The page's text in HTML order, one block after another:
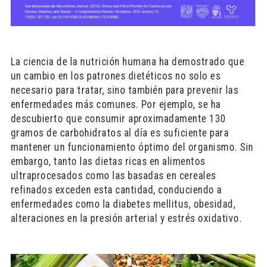
La ciencia de la nutrición humana ha demostrado que
un cambio en los patrones dietéticos no solo es
necesario para tratar, sino también para prevenir las
enfermedades más comunes. Por ejemplo, se ha
descubierto que consumir aproximadamente 130
gramos de carbohidratos al día es suficiente para
mantener un funcionamiento óptimo del organismo. Sin
embargo, tanto las dietas ricas en alimentos
ultraprocesados como las basadas en cereales
refinados exceden esta cantidad, conduciendo a
enfermedades como la diabetes mellitus, obesidad,
alteraciones en la presión arterial y estrés oxidativo.